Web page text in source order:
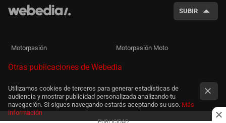
SUBIR
Motorpasión Motorpasión Moto
Otras publicaciones de Webedia
Utilizamos cookies de terceros para generar estadísticas de
audiencia y mostrar publicidad personalizada analizando tu
navegación. Si sigues navegando estarás aceptando su uso. Más
información